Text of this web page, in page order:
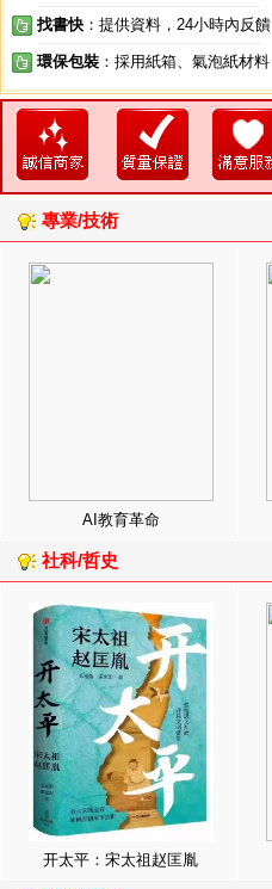
找書快 ：提供資料，24小時內反饋
環保包裝 ：採用紙箱、氣泡紙材料
專業/技術
AI教育革命
社科/哲史
开太平：宋太祖赵匡胤